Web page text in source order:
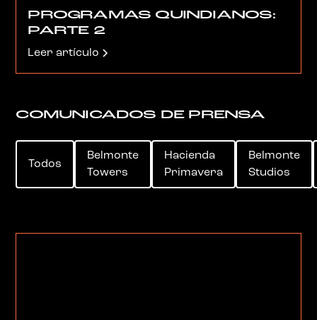
PROGRAMAS QUINDIANOS:
PARTE 2
Leer artículo
COMUNICADOS DE PRENSA
Todos
Belmonte
Towers
Hacienda
Primavera
Belmonte
Studios